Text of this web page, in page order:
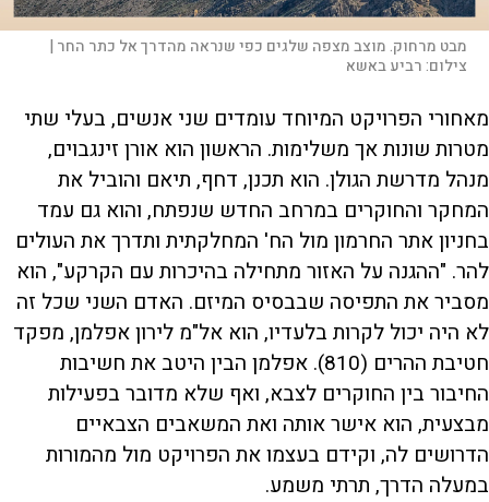
מבט מרחוק. מוצב מצפה שלגים כפי שנראה מהדרך אל כתר החר |
צילום:רביע באשא
מאחורי הפרויקט המיוחד עומדים שני אנשים, בעלי שתי
מטרות שונות אך משלימות. הראשון הוא אורן זינגבוים,
מנהל מדרשת הגולן. הוא תכנן, דחף, תיאם והוביל את
המחקר והחוקרים במרחב החדש שנפתח, והוא גם עמד
בחניון אתר החרמון מול הח' המחלקתית ותדרך את העולים
להר. "ההגנה על האזור מתחילה בהיכרות עם הקרקע", הוא
מסביר את התפיסה שבבסיס המיזם. האדם השני שכל זה
לא היה יכול לקרות בלעדיו, הוא אל"מ לירון אפלמן, מפקד
חטיבת ההרים (810). אפלמן הבין היטב את חשיבות
החיבור בין החוקרים לצבא, ואף שלא מדובר בפעילות
מבצעית, הוא אישר אותה ואת המשאבים הצבאיים
הדרושים לה, וקידם בעצמו את הפרויקט מול מהמורות
במעלה הדרך, תרתי משמע.